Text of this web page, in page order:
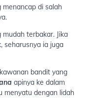
menancap di salah
terbakar. Jika
seharusnya ia juga
bandit yang
apinya ke dalam
menyatu dengan lidah